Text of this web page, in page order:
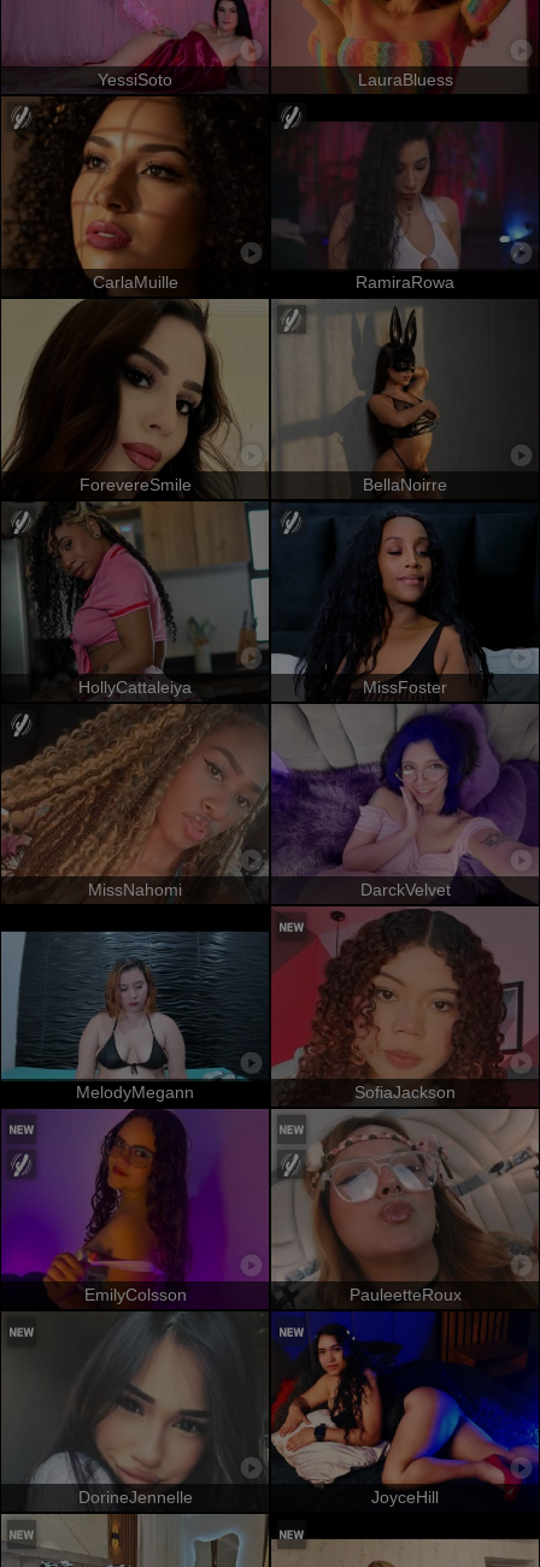
YessiSoto LauraBluess
CarlaMuille RamiraRowa
ForevereSmile BellaNoirre
HollyCattaleiya MissFoster
MissNahomi DarckVelvet
MelodyMegann SofiaJackson
EmilyColsson PauleetteRoux
DorineJennelle JoyceHill